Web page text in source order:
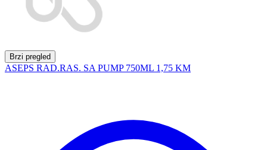
Brzi pregled
ASEPS RAD.RAS. SA PUMP 750ML 1,75 KM